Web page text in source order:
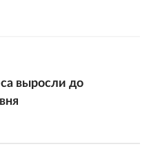
выросли до